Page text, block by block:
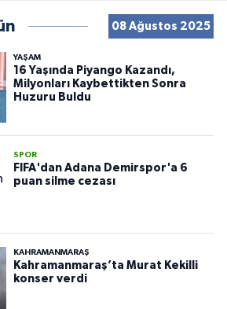
08 Ağustos 2025
YAŞAM
16 Yaşında Piyango Kazandı,
Milyonları Kaybettikten Sonra
Huzuru Buldu
SPOR
FIFA'dan Adana Demirspor'a 6
puan silme cezası
KAHRAMANMARAŞ
Kahramanmaraş’ta Murat Kekilli
konser verdi